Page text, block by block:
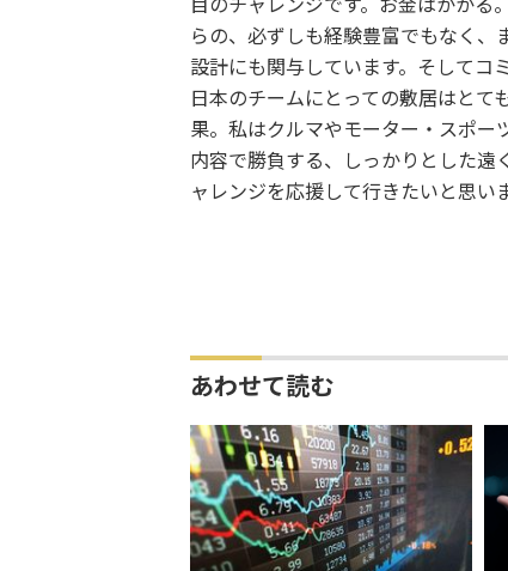
らの、必ずしも経験豊富でもなく
設計にも関与しています。そしてコ
日本のチームにとっての敷居はとて
果。私はクルマやモーター・スポー
内容で勝負する、しっかりとした
ャレンジを応援して行きたいと思いま
あわせて読む